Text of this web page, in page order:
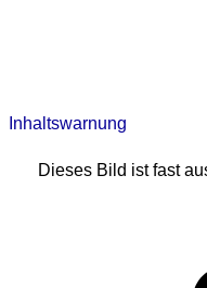
Inhaltswarnung
Dieses Bild ist fast